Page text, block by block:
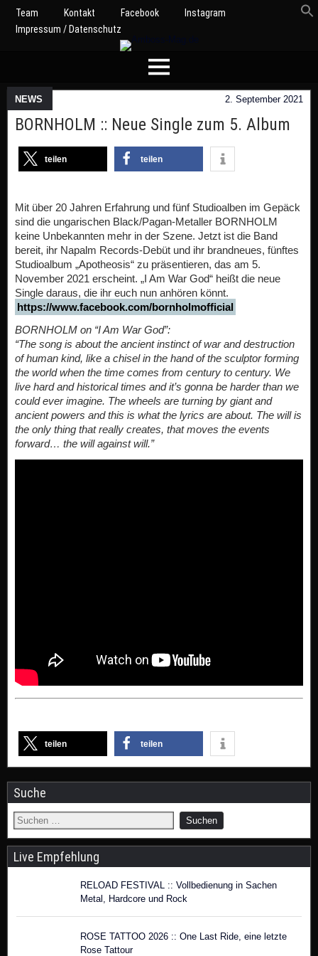
Team Kontakt Facebook
Instagram
Impressum / Datenschutz
NEWS 2. September 2021
BORNHOLM :: Neue Single zum 5. Album
teilen teilen
Mit über 20 Jahren Erfahrung und fünf Studioalben im Gepäck
sind die ungarischen Black/Pagan-Metaller BORNHOLM
keine Unbekannten mehr in der Szene. Jetzt ist die Band
bereit, ihr Napalm Records-Debüt und ihr brandneues, fünftes
Studioalbum „Apotheosis“ zu präsentieren, das am 5.
November 2021 erscheint. „I Am War God“ heißt die neue
Single daraus, die ihr euch nun anhören könnt.
https://www.facebook.com/bornholmofficial
BORNHOLM on “I Am War God”:
“The song is about the ancient instinct of war and destruction
of human kind, like a chisel in the hand of the sculptor forming
the world when the time comes from century to century. We
live hard and historical times and it’s gonna be harder than we
could ever imagine. The wheels are turning by giant and
ancient powers and this is what the lyrics are about. The will is
the only thing that really creates, that moves the events
forward… the will against will.”
teilen teilen
Suche
Live Empfehlung
RELOAD FESTIVAL :: Vollbedienung in Sachen
Metal, Hardcore und Rock
ROSE TATTOO 2026 :: One Last Ride, eine letzte
Rose Tattour